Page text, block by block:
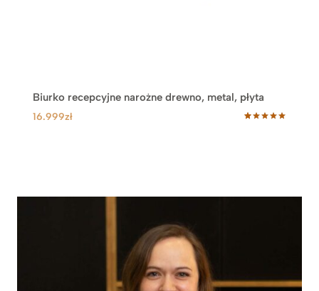
Biurko recepcyjne narożne drewno, metal, płyta
16.999zł